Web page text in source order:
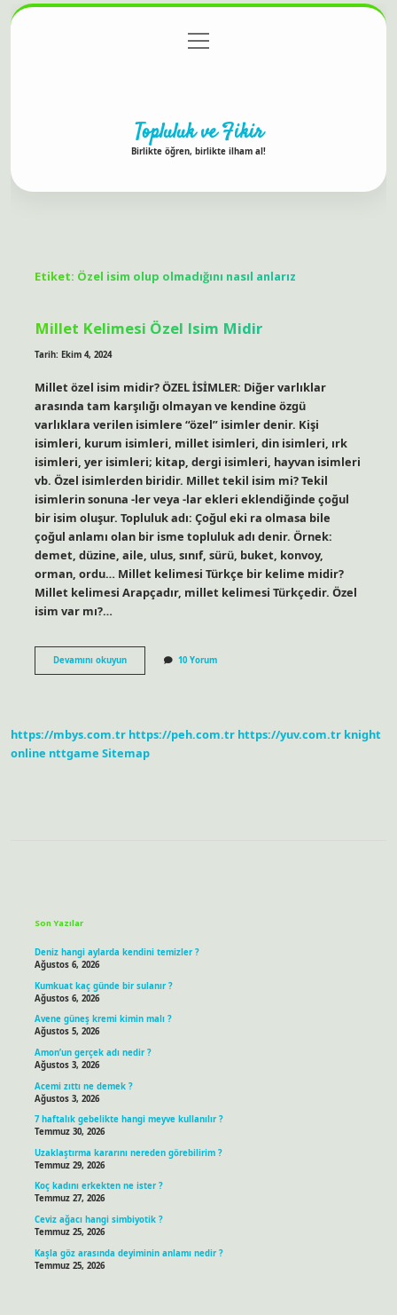
Gizlilik Politikası
menüyü
aç
Topluluk ve Fikir
Birlikte öğren, birlikte ilham al!
Etiket: Özel isim olup olmadığını nasıl anlarız
Millet Kelimesi Özel Isim Midir
Tarih: Ekim 4, 2024
Millet özel isim midir? ÖZEL İSİMLER: Diğer varlıklar
arasında tam karşılığı olmayan ve kendine özgü
varlıklara verilen isimlere “özel” isimler denir. Kişi
isimleri, kurum isimleri, millet isimleri, din isimleri, ırk
isimleri, yer isimleri; kitap, dergi isimleri, hayvan isimleri
vb. Özel isimlerden biridir. Millet tekil isim mi? Tekil
isimlerin sonuna -ler veya -lar ekleri eklendiğinde çoğul
bir isim oluşur. Topluluk adı: Çoğul eki ra olmasa bile
çoğul anlamı olan bir isme topluluk adı denir. Örnek:
demet, düzine, aile, ulus, sınıf, sürü, buket, konvoy,
orman, ordu… Millet kelimesi Türkçe bir kelime midir?
Millet kelimesi Arapçadır, millet kelimesi Türkçedir. Özel
isim var mı?…
Devamını okuyunMillet
Kelimesi
10 Yorum
https://mbys.com.tr https://peh.com.tr https://yuv.com.tr knight
online nttgame Sitemap
Son Yazılar
Deniz hangi aylarda kendini temizler ?
Ağustos 6, 2026
Kumkuat kaç günde bir sulanır ?
Ağustos 6, 2026
Avene güneş kremi kimin malı ?
Ağustos 5, 2026
Amon’un gerçek adı nedir ?
Ağustos 3, 2026
Acemi zıttı ne demek ?
Ağustos 3, 2026
7 haftalık gebelikte hangi meyve kullanılır ?
Temmuz 30, 2026
Uzaklaştırma kararını nereden görebilirim ?
Temmuz 29, 2026
Koç kadını erkekten ne ister ?
Temmuz 27, 2026
Ceviz ağacı hangi simbiyotik ?
Temmuz 25, 2026
Kaşla göz arasında deyiminin anlamı nedir ?
Temmuz 25, 2026